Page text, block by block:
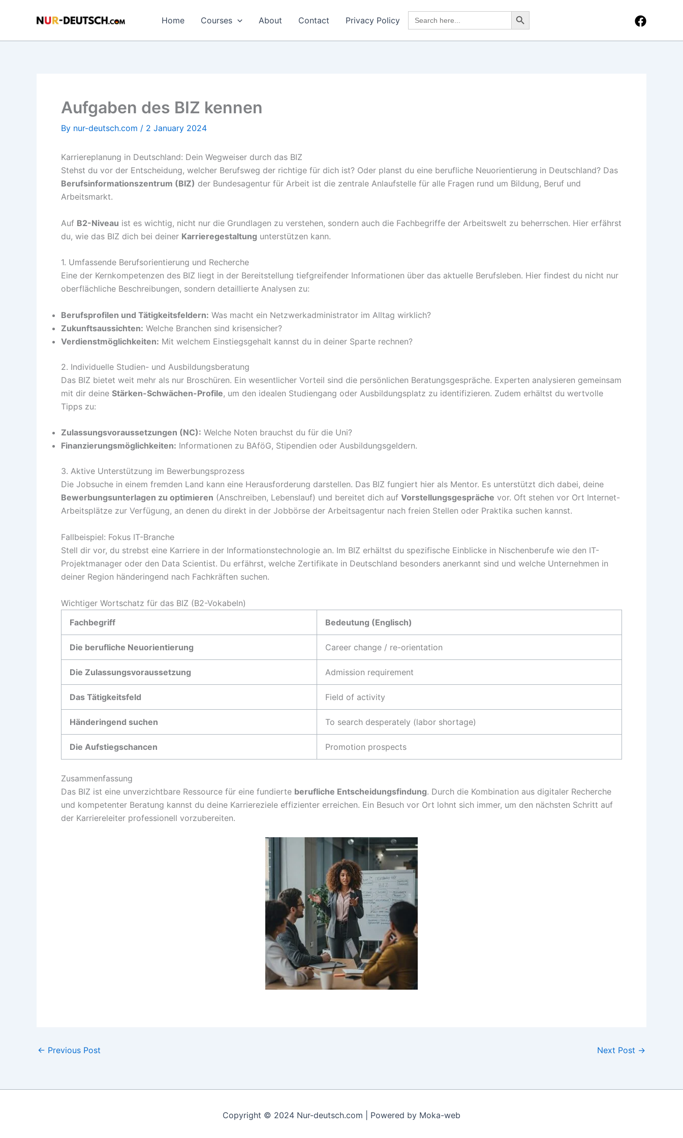
Home Courses About Contact Privacy Policy
Search
for:
Search Button
Aufgaben des BIZ kennen
By nur-deutsch.com / 2 January 2024
Karriereplanung in Deutschland: Dein Wegweiser durch das BIZ
Stehst du vor der Entscheidung, welcher Berufsweg der richtige für dich ist? Oder planst du eine berufliche Neuorientierung in Deutschland? Das
Berufsinformationszentrum (BIZ) der Bundesagentur für Arbeit ist die zentrale Anlaufstelle für alle Fragen rund um Bildung, Beruf und
Arbeitsmarkt.
Auf B2-Niveau ist es wichtig, nicht nur die Grundlagen zu verstehen, sondern auch die Fachbegriffe der Arbeitswelt zu beherrschen. Hier erfährst
du, wie das BIZ dich bei deiner Karrieregestaltung unterstützen kann.
1. Umfassende Berufsorientierung und Recherche
Eine der Kernkompetenzen des BIZ liegt in der Bereitstellung tiefgreifender Informationen über das aktuelle Berufsleben. Hier findest du nicht nur
oberflächliche Beschreibungen, sondern detaillierte Analysen zu:
Berufsprofilen und Tätigkeitsfeldern: Was macht ein Netzwerkadministrator im Alltag wirklich?
Zukunftsaussichten: Welche Branchen sind krisensicher?
Verdienstmöglichkeiten: Mit welchem Einstiegsgehalt kannst du in deiner Sparte rechnen?
2. Individuelle Studien- und Ausbildungsberatung
Das BIZ bietet weit mehr als nur Broschüren. Ein wesentlicher Vorteil sind die persönlichen Beratungsgespräche. Experten analysieren gemeinsam
mit dir deine Stärken-Schwächen-Profile, um den idealen Studiengang oder Ausbildungsplatz zu identifizieren. Zudem erhältst du wertvolle
Tipps zu:
Zulassungsvoraussetzungen (NC): Welche Noten brauchst du für die Uni?
Finanzierungsmöglichkeiten: Informationen zu BAföG, Stipendien oder Ausbildungsgeldern.
3. Aktive Unterstützung im Bewerbungsprozess
Die Jobsuche in einem fremden Land kann eine Herausforderung darstellen. Das BIZ fungiert hier als Mentor. Es unterstützt dich dabei, deine
Bewerbungsunterlagen zu optimieren (Anschreiben, Lebenslauf) und bereitet dich auf Vorstellungsgespräche vor. Oft stehen vor Ort Internet-
Arbeitsplätze zur Verfügung, an denen du direkt in der Jobbörse der Arbeitsagentur nach freien Stellen oder Praktika suchen kannst.
Fallbeispiel: Fokus IT-Branche
Stell dir vor, du strebst eine Karriere in der Informationstechnologie an. Im BIZ erhältst du spezifische Einblicke in Nischenberufe wie den IT-
Projektmanager oder den Data Scientist. Du erfährst, welche Zertifikate in Deutschland besonders anerkannt sind und welche Unternehmen in
deiner Region händeringend nach Fachkräften suchen.
Wichtiger Wortschatz für das BIZ (B2-Vokabeln)
Fachbegriff
Bedeutung (Englisch)
Die berufliche Neuorientierung Career change / re-orientation
Die Zulassungsvoraussetzung Admission requirement
Das Tätigkeitsfeld Field of activity
Händeringend suchen To search desperately (labor shortage)
Die Aufstiegschancen Promotion prospects
Zusammenfassung
Das BIZ ist eine unverzichtbare Ressource für eine fundierte berufliche Entscheidungsfindung. Durch die Kombination aus digitaler Recherche
und kompetenter Beratung kannst du deine Karriereziele effizienter erreichen. Ein Besuch vor Ort lohnt sich immer, um den nächsten Schritt auf
der Karriereleiter professionell vorzubereiten.
← Previous Post Next Post →
Copyright © 2024 Nur-deutsch.com | Powered by Moka-web